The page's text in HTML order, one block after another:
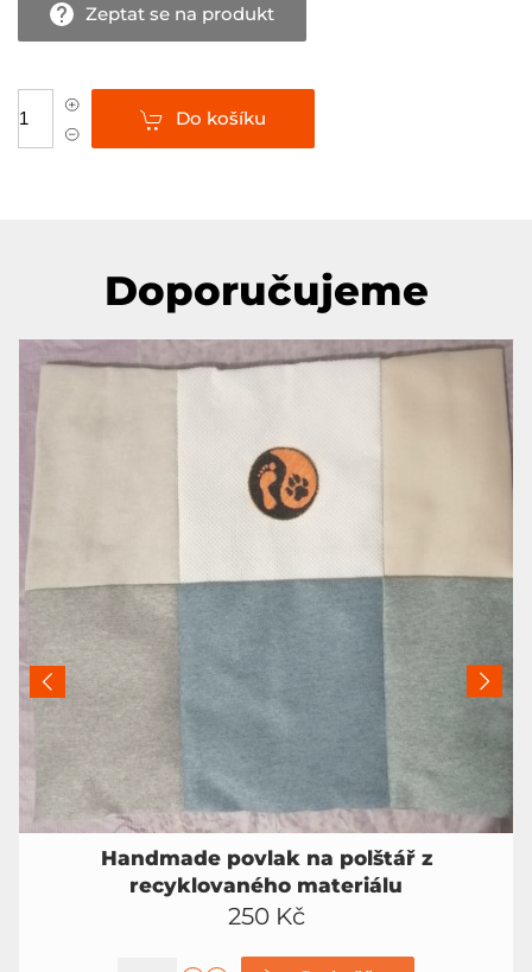
Zeptat se na produkt
Do košíku
Doporučujeme
Handmade povlak na polštář z
recyklovaného materiálu
250 Kč